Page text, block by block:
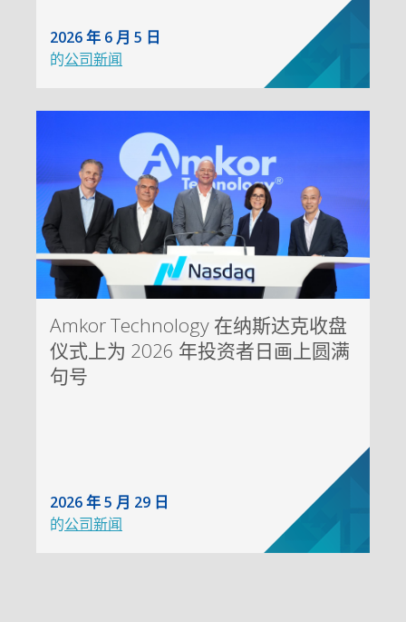
2026 年 6 月 5 日
的公司新闻
Amkor Technology 在纳斯达克收盘
仪式上为 2026 年投资者日画上圆满
句号
2026 年 5 月 29 日
的公司新闻